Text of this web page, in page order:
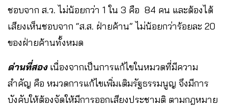
ชอบจาก ส.ว. ไม่น้อยกว่า 1 ใน 3 คือ 84 คน และต้องได้
เสียงเห็นชอบจาก “ส.ส. ฝ่ายค้าน” ไม่น้อยกว่าร้อยละ 20
ของฝ่ายค้านทั้งหมด
ด่านที่สองเนื่องจากเป็นการแก้ไขในหมวดที่มีความ
สำคัญ คือ หมวดการแก้ไขเพิ่มเติมรัฐธรรมนูญ จึงมีการ
บังคับให้ต้องจัดให้มีการออกเสียงประชามติ ตามกฎหมาย